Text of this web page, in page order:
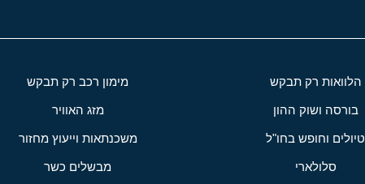
הלוואות רק תבקש מימון רכב רק תבקש
בורסה ושוק ההון מזג האוויר
טיולים וחופש בחו"ל משכנתאות וייעוץ מחזור
סלולארי מבשלים כשר